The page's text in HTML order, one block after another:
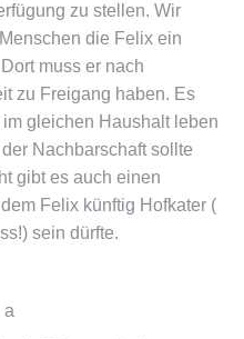
zu stellen. Wir
die Felix ein
muss er nach
zu Freigang haben. Es
gleichen Haushalt leben
Nachbarschaft sollte
gibt es auch einen
Felix künftig Hofkater (
sein dürfte.
a